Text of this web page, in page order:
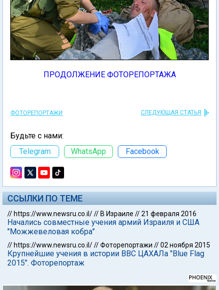
ПРОДОЛЖЕНИЕ ФОТОРЕПОРТАЖА
ФОТОРЕПОРТАЖИ СЛЕДУЮЩАЯ СТАТЬЯ
Будьте с нами:
Telegram
WhatsApp Facebook
ССЫЛКИ ПО ТЕМЕ
// https://www.newsru.co.il/// В Израиле //21 февраля 2016
Начались совместные учения армий Израиля и США
"Можжевеловая кобра"
// https://www.newsru.co.il///Фоторепортажи //02 ноября 2015
Крупнейшие учения в истории ВВС ЦАХАЛа "Blue Flag
2015". Фоторепортаж